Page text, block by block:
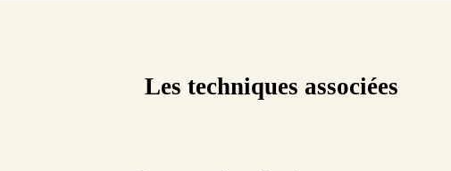
Les techniques associées